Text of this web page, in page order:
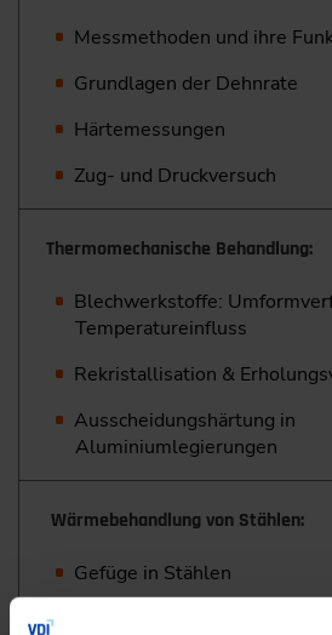
Messmethoden und ihre
Grundlagen der Dehnrate
Härtemessungen
Zug- und Druckversuch
Thermomechanische Behandlung:
Blechwerkstoffe:
Temperatureinfluss
Rekristallisation &
Ausscheidungshärtung in
Aluminiumlegierungen
Wärmebehandlung von Stählen:
Gefüge in Stählen
Erkennen der